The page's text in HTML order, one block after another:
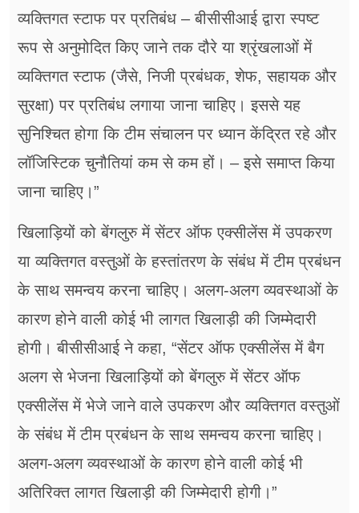
व्यक्तिगत स्टाफ पर प्रतिबंध – बीसीसीआई द्वारा स्पष्ट
रूप से अनुमोदित किए जाने तक दौरे या श्रृंखलाओं में
व्यक्तिगत स्टाफ (जैसे, निजी प्रबंधक, शेफ, सहायक और
सुरक्षा) पर प्रतिबंध लगाया जाना चाहिए। इससे यह
सुनिश्चित होगा कि टीम संचालन पर ध्यान केंद्रित रहे और
लॉजिस्टिक चुनौतियां कम से कम हों। – इसे समाप्त किया
जाना चाहिए।”
खिलाड़ियों को बेंगलुरु में सेंटर ऑफ एक्सीलेंस में उपकरण
या व्यक्तिगत वस्तुओं के हस्तांतरण के संबंध में टीम प्रबंधन
के साथ समन्वय करना चाहिए। अलग-अलग व्यवस्थाओं के
कारण होने वाली कोई भी लागत खिलाड़ी की जिम्मेदारी
होगी। बीसीसीआई ने कहा, “सेंटर ऑफ एक्सीलेंस में बैग
अलग से भेजना खिलाड़ियों को बेंगलुरु में सेंटर ऑफ
एक्सीलेंस में भेजे जाने वाले उपकरण और व्यक्तिगत वस्तुओं
के संबंध में टीम प्रबंधन के साथ समन्वय करना चाहिए।
अलग-अलग व्यवस्थाओं के कारण होने वाली कोई भी
अतिरिक्त लागत खिलाड़ी की जिम्मेदारी होगी।”